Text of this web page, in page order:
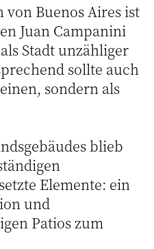
von Buenos Aires ist
Juan Campanini
Stadt unzähliger
sollte auch
sondern als
blieb
Elemente: ein
und
Patios zum